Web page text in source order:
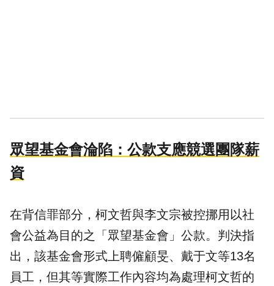
眾望基金會淪陷：公款支應競選團隊薪
資
在背信罪部分，柯文哲與李文宗被控挪用以社
會公益為目的之「眾望基金會」公款。判決指
出，該基金會形式上聘僱顧旻、戴于文等13名
員工，但其等實際工作內容均為處理柯文哲的